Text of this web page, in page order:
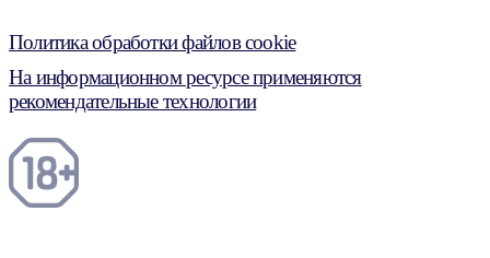
Политика обработки файлов cookie
На информационном ресурсе применяются
рекомендательные технологии